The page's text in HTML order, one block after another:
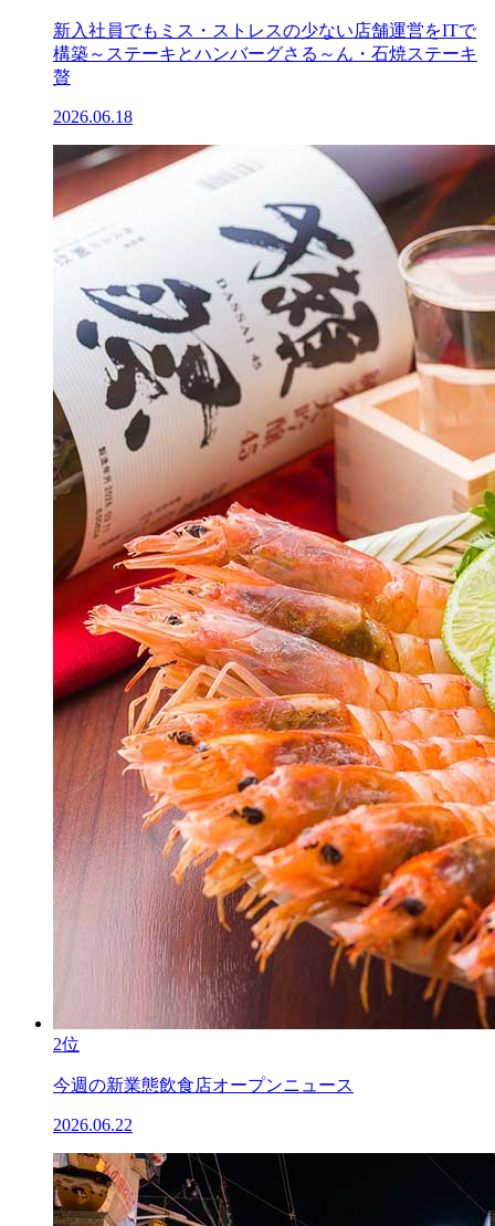
新入社員でもミス・ストレスの少ない店舗運営をITで
構築～ステーキとハンバーグさる～ん・石焼ステーキ
贅
2026.06.18
2位
今週の新業態飲食店オープンニュース
2026.06.22